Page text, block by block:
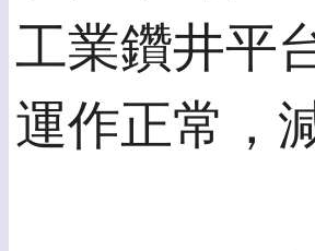
工業鑽井平
運作正常，